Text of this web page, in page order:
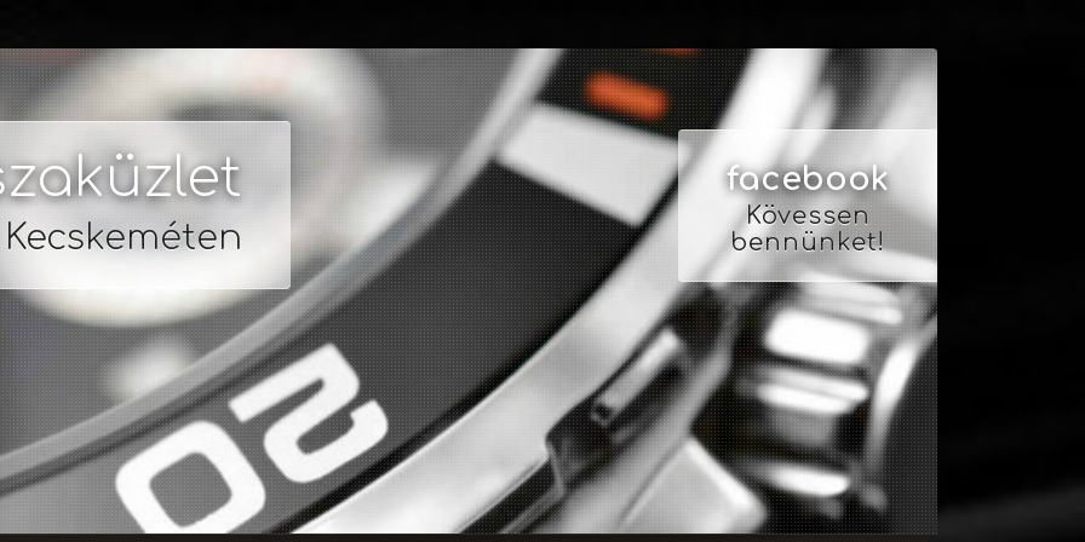
facebook
Kövessen
bennünket!